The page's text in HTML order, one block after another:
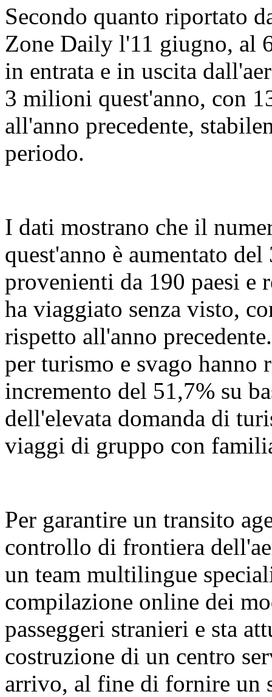
Secondo quanto riportato
Zone Daily l'11 giugno, al
in entrata e in uscita
3 milioni quest'anno, con
all'anno precedente,
periodo.
I dati mostrano che il
quest'anno è aumentato
provenienti da 190 paesi e
ha viaggiato senza visto,
rispetto all'anno
per turismo e svago hanno
incremento del 51,7% su
dell'elevata domanda di
viaggi di gruppo con
Per garantire un transito
controllo di frontiera
un team multilingue
compilazione online dei
passeggeri stranieri e sta
costruzione di un centro
arrivo, al fine di fornire un